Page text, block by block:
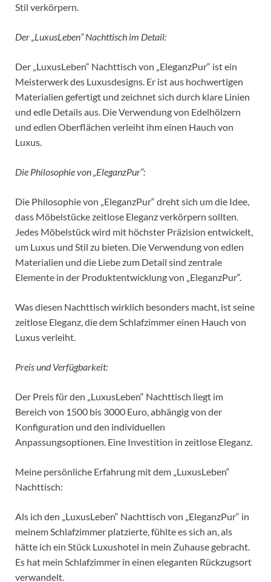
Stil verkörpern.
Der „LuxusLeben“ Nachttisch im Detail:
Der „LuxusLeben“ Nachttisch von „EleganzPur“ ist ein
Meisterwerk des Luxusdesigns. Er ist aus hochwertigen
Materialien gefertigt und zeichnet sich durch klare Linien
und edle Details aus. Die Verwendung von Edelhölzern
und edlen Oberflächen verleiht ihm einen Hauch von
Luxus.
Die Philosophie von „EleganzPur“:
Die Philosophie von „EleganzPur“ dreht sich um die Idee,
dass Möbelstücke zeitlose Eleganz verkörpern sollten.
Jedes Möbelstück wird mit höchster Präzision entwickelt,
um Luxus und Stil zu bieten. Die Verwendung von edlen
Materialien und die Liebe zum Detail sind zentrale
Elemente in der Produktentwicklung von „EleganzPur“.
Was diesen Nachttisch wirklich besonders macht, ist seine
zeitlose Eleganz, die dem Schlafzimmer einen Hauch von
Luxus verleiht.
Preis und Verfügbarkeit:
Der Preis für den „LuxusLeben“ Nachttisch liegt im
Bereich von 1500 bis 3000 Euro, abhängig von der
Konfiguration und den individuellen
Anpassungsoptionen. Eine Investition in zeitlose Eleganz.
Meine persönliche Erfahrung mit dem „LuxusLeben“
Nachttisch:
Als ich den „LuxusLeben“ Nachttisch von „EleganzPur“ in
meinem Schlafzimmer platzierte, fühlte es sich an, als
hätte ich ein Stück Luxushotel in mein Zuhause gebracht.
Es hat mein Schlafzimmer in einen eleganten Rückzugsort
verwandelt.